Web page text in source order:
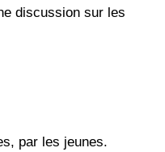
discussion sur les
par les jeunes.